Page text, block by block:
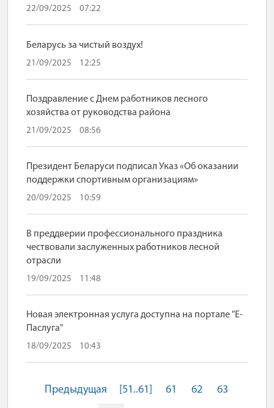
22/09/2025 07:22
Беларусь за чистый воздух!
21/09/2025 12:25
Поздравление с Днем работников лесного
хозяйства от руководства района
21/09/2025 08:56
Президент Беларуси подписал Указ «Об оказании
поддержки спортивным организациям»
20/09/2025 10:59
В преддверии профессионального праздника
чествовали заслуженных работников лесной
отрасли
19/09/2025 11:48
Новая электронная услуга доступна на портале "Е-
Паслуга"
18/09/2025 10:43
Предыдущая [51..61] 61 62 63